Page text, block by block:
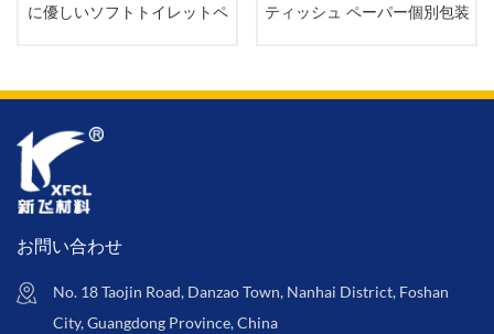
に優しいソフトトイレットペ
ティッシュ ペーパー個別包装
お問い合わせ
No. 18 Taojin Road, Danzao Town, Nanhai District, Foshan
City, Guangdong Province, China